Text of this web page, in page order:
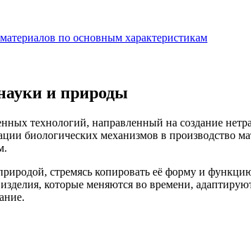
по основным характеристикам
и природы
технологий, направленный на создание
биологических механизмов в производство
стремясь копировать её форму и
которые меняются во времени,